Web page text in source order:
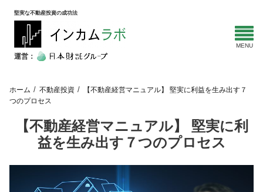
堅実な不動産投資の成功法
運営：
ホーム 不動産投資
【不動産経営マニュアル】 堅実に利益を生み出す７
つのプロセス
【不動産経営マニュアル】 堅実に利
益を生み出す７つのプロセス